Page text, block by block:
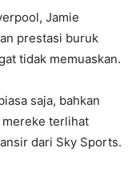
Jamie
prestasi buruk
tidak memuaskan.
saja, bahkan
mereke terlihat
dari Sky Sports.